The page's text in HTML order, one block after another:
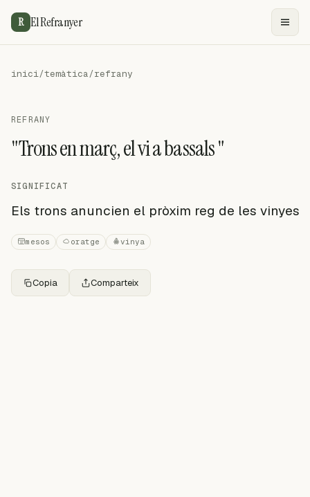
R El Refranyer
inici/temàtica/refrany
REFRANY
"Trons en març, el vi a bassals "
SIGNIFICAT
Els trons anuncien el pròxim reg de les vinyes
mesos oratge vinya
Copia Comparteix